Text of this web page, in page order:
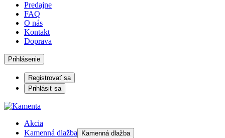
Predajne
FAQ
O nás
Kontakt
Doprava
Prihlásenie
Registrovať sa
Prihlásiť sa
Akcia
Kamenná dlažba
Kamenná dlažba